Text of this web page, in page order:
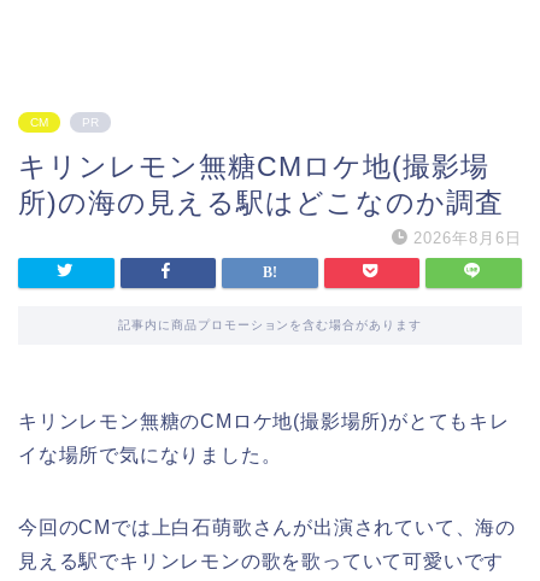
CM PR
キリンレモン無糖CMロケ地(撮影場
所)の海の見える駅はどこなのか調査
2026年8月6日
記事内に商品プロモーションを含む場合があります
キリンレモン無糖のCMロケ地(撮影場所)がとてもキレ
イな場所で気になりました。
今回のCMでは上白石萌歌さんが出演されていて、海の
見える駅でキリンレモンの歌を歌っていて可愛いです